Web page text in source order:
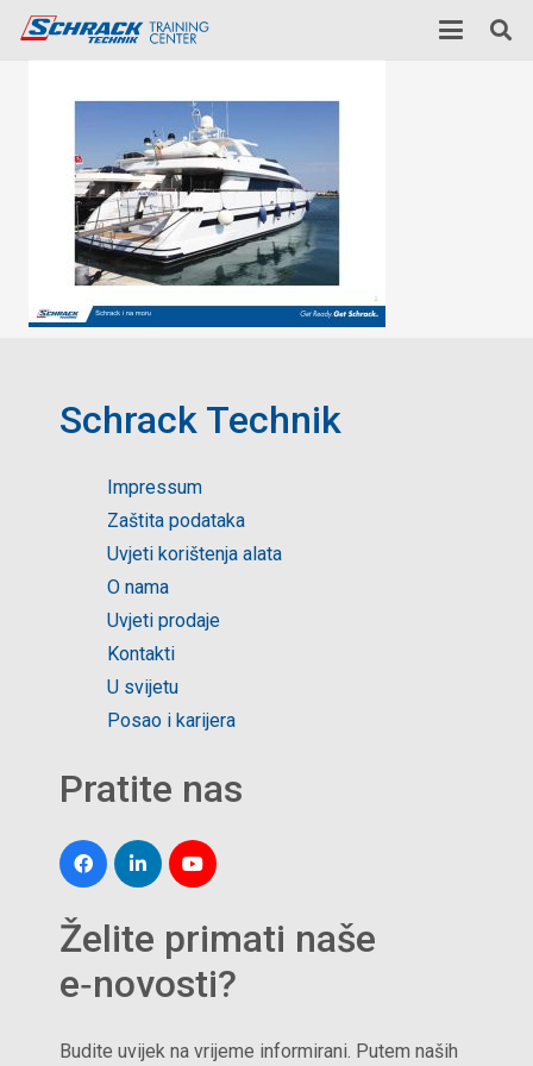
Schrack Technik
Impressum
Zaštita podataka
Uvjeti korištenja alata
O nama
Uvjeti prodaje
Kontakti
U svijetu
Posao i karijera
Pratite nas
Želite primati naše
e‑novosti?
Budite uvijek na vrijeme informirani. Putem naših